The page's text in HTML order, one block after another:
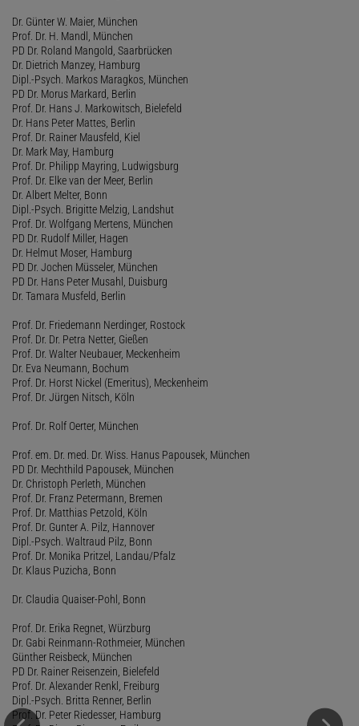
Dr. Günter W. Maier, München
Prof. Dr. H. Mandl, München
PD Dr. Roland Mangold, Saarbrücken
Dr. Dietrich Manzey, Hamburg
Dipl.-Psych. Markos Maragkos, München
PD Dr. Morus Markard, Berlin
Prof. Dr. Hans J. Markowitsch, Bielefeld
Dr. Hans Peter Mattes, Berlin
Prof. Dr. Rainer Mausfeld, Kiel
Dr. Mark May, Hamburg
Prof. Dr. Philipp Mayring, Ludwigsburg
Prof. Dr. Elke van der Meer, Berlin
Dr. Albert Melter, Bonn
Dipl.-Psych. Brigitte Melzig, Landshut
Prof. Dr. Wolfgang Mertens, München
PD Dr. Rudolf Miller, Hagen
Dr. Helmut Moser, Hamburg
PD Dr. Jochen Müsseler, München
PD Dr. Hans Peter Musahl, Duisburg
Dr. Tamara Musfeld, Berlin
Prof. Dr. Friedemann Nerdinger, Rostock
Prof. Dr. Dr. Petra Netter, Gießen
Prof. Dr. Walter Neubauer, Meckenheim
Dr. Eva Neumann, Bochum
Prof. Dr. Horst Nickel (Emeritus), Meckenheim
Prof. Dr. Jürgen Nitsch, Köln
Prof. Dr. Rolf Oerter, München
Prof. em. Dr. med. Dr. Wiss. Hanus Papousek, München
PD Dr. Mechthild Papousek, München
Dr. Christoph Perleth, München
Prof. Dr. Franz Petermann, Bremen
Prof. Dr. Matthias Petzold, Köln
Prof. Dr. Gunter A. Pilz, Hannover
Dipl.-Psych. Waltraud Pilz, Bonn
Prof. Dr. Monika Pritzel, Landau/Pfalz
Dr. Klaus Puzicha, Bonn
Dr. Claudia Quaiser-Pohl, Bonn
Prof. Dr. Erika Regnet, Würzburg
Dr. Gabi Reinmann-Rothmeier, München
Günther Reisbeck, München
PD Dr. Rainer Reisenzein, Bielefeld
Prof. Dr. Alexander Renkl, Freiburg
Dipl.-Psych. Britta Renner, Berlin
Prof. Dr. Peter Riedesser, Hamburg